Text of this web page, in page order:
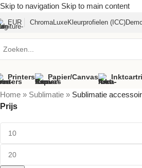
Skip to navigation Skip to main content
EUR ChromaLuxeKleurprofielen (ICC)
Printers Papier/canvas
Home » Sublimatie » Sublimatie
Prijs